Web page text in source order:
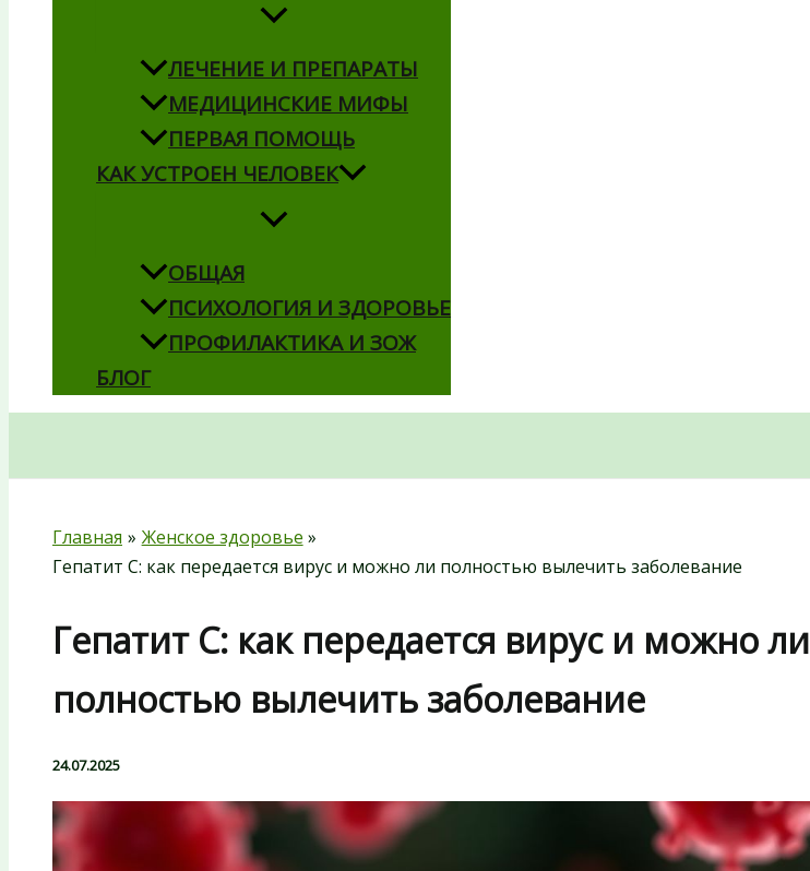
ЛЕЧЕНИЕ И ПРЕПАРАТЫ
МЕДИЦИНСКИЕ МИФЫ
ПЕРВАЯ ПОМОЩЬ
КАК УСТРОЕН ЧЕЛОВЕК
ОБЩАЯ
ПСИХОЛОГИЯ И ЗДОРОВЬЕ
ПРОФИЛАКТИКА И ЗОЖ
БЛОГ
Главная
Женское здоровье
Гепатит C: как передается вирус и можно ли полностью вылечить заболевание
Гепатит C: как передается вирус и можно ли
полностью вылечить заболевание
24.07.2025